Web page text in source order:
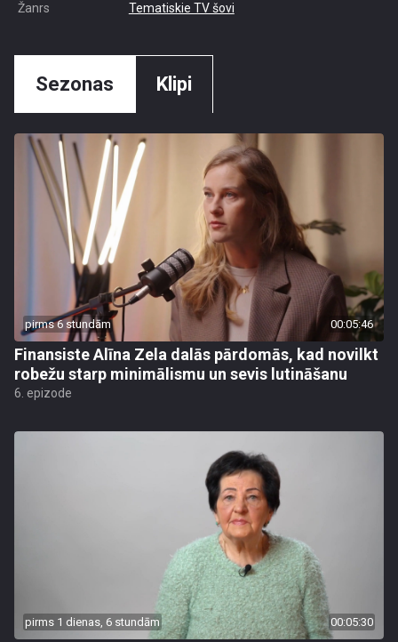
Žanrs Tematiskie TV šovi
Sezonas Klipi
pirms 6 stundām 00:05:46
Finansiste Alīna Zela dalās pārdomās, kad novilkt
robežu starp minimālismu un sevis lutināšanu
6. epizode
pirms 1 dienas, 6 stundām 00:05:30